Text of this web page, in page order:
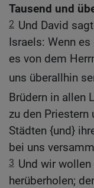
Tausend und
2 Und David
Israels: Wenn
es von dem
uns überallhin
Brüdern in allen
zu den Priestern
Städten {und}
bei uns
3 Und wir
herüberholen;